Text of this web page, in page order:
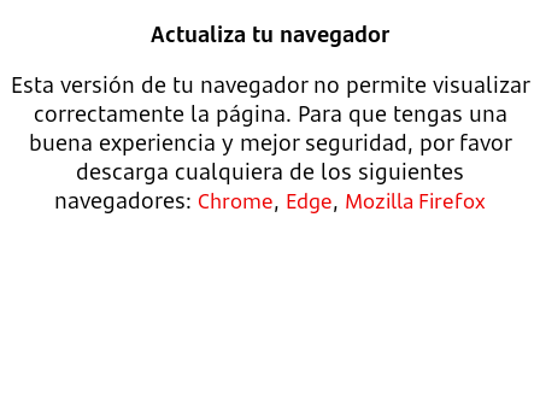
Actualiza tu navegador
Esta versión de tu navegador no permite visualizar
correctamente la página. Para que tengas una
buena experiencia y mejor seguridad, por favor
descarga cualquiera de los siguientes
navegadores: Chrome, Edge, Mozilla Firefox